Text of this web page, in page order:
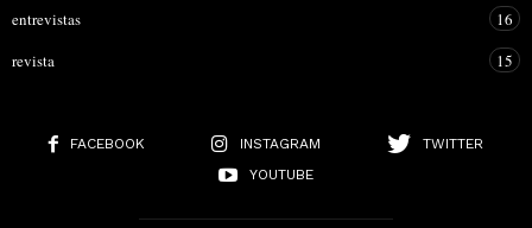
entrevistas
16
revista
15
FACEBOOK INSTAGRAM
TWITTER
YOUTUBE